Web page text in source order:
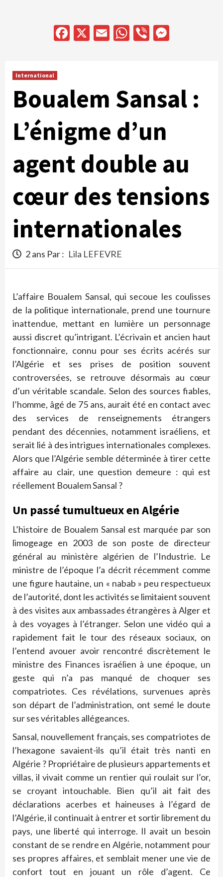
Facebook
X EmailWhatsApp
Viber
International
Boualem Sansal :
L’énigme d’un
agent double au
cœur des tensions
internationales
2 ans Par : Lila LEFEVRE
L’affaire Boualem Sansal, qui secoue les coulisses
de la politique internationale, prend une tournure
inattendue, mettant en lumière un personnage
aussi discret qu’intrigant. L’écrivain et ancien haut
fonctionnaire, connu pour ses écrits acérés sur
l’Algérie et ses prises de position souvent
controversées, se retrouve désormais au cœur
d’un véritable scandale. Selon des sources fiables,
l’homme, âgé de 75 ans, aurait été en contact avec
des services de renseignements étrangers
pendant des décennies, notamment israéliens, et
serait lié à des intrigues internationales complexes.
Alors que l’Algérie semble déterminée à tirer cette
affaire au clair, une question demeure : qui est
réellement Boualem Sansal ?
Un passé tumultueux en Algérie
L’histoire de Boualem Sansal est marquée par son
limogeage en 2003 de son poste de directeur
général au ministère algérien de l’Industrie. Le
ministre de l’époque l’a décrit récemment comme
une figure hautaine, un « nabab » peu respectueux
de l’autorité, dont les activités se limitaient souvent
à des visites aux ambassades étrangères à Alger et
à des voyages à l’étranger. Selon une vidéo qui a
rapidement fait le tour des réseaux sociaux, on
l’entend avouer avoir rencontré discrètement le
ministre des Finances israélien à une époque, un
geste qui n’a pas manqué de choquer ses
compatriotes. Ces révélations, survenues après
son départ de l’administration, ont semé le doute
sur ses véritables allégeances.
Sansal, nouvellement français, ses compatriotes de
l’hexagone savaient-ils qu’il était très nanti en
Algérie ? Propriétaire de plusieurs appartements et
villas, il vivait comme un rentier qui roulait sur l’or,
se croyant intouchable. Bien qu’il ait fait des
déclarations acerbes et haineuses à l’égard de
l’Algérie, il continuait à entrer et sortir librement du
pays, une liberté qui interroge. Il avait un besoin
constant de se rendre en Algérie, notamment pour
ses propres affaires, et semblait mener une vie de
confort tout en jouant un rôle d’agent. Ce